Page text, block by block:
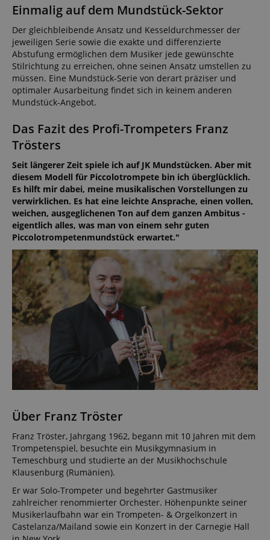
Einmalig auf dem Mundstück-Sektor
Der gleichbleibende Ansatz und Kesseldurchmesser der
jeweiligen Serie sowie die exakte und differenzierte
Abstufung ermöglichen dem Musiker jede gewünschte
Stilrichtung zu erreichen, ohne seinen Ansatz umstellen zu
müssen. Eine Mundstück-Serie von derart präziser und
optimaler Ausarbeitung findet sich in keinem anderen
Mundstück-Angebot.
Das Fazit des Profi-Trompeters Franz
Trösters
Seit längerer Zeit spiele ich auf JK Mundstücken. Aber mit
diesem Modell für Piccolotrompete bin ich überglücklich.
Es hilft mir dabei, meine musikalischen Vorstellungen zu
verwirklichen. Es hat eine leichte Ansprache, einen vollen,
weichen, ausgeglichenen Ton auf dem ganzen Ambitus -
eigentlich alles, was man von einem sehr guten
Piccolotrompetenmundstück erwartet."
Über Franz Tröster
Franz Tröster, Jahrgang 1962, begann mit 10 Jahren mit dem
Trompetenspiel, besuchte ein Musikgymnasium in
Temeschburg und studierte an der Musikhochschule
Klausenburg (Rumänien).
Er war Solo-Trompeter und begehrter Gastmusiker
zahlreicher renommierter Orchester. Höhenpunkte seiner
Musikerlaufbahn war ein Trompeten- & Orgelkonzert in
Castelanza/Mailand sowie ein Konzert in der Carnegie Hall